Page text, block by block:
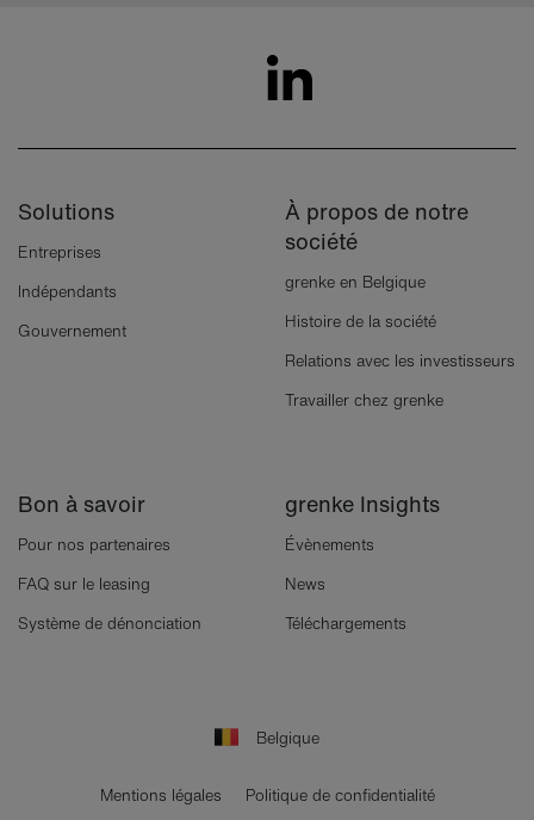
Solutions
Entreprises
Indépendants
Gouvernement
À propos de notre
société
grenke en Belgique
Histoire de la société
Relations avec les investisseurs
Travailler chez grenke
Bon à savoir
Pour nos partenaires
FAQ sur le leasing
Système de dénonciation
grenke Insights
Évènements
News
Téléchargements
Belgique
Mentions légales Politique de confidentialité